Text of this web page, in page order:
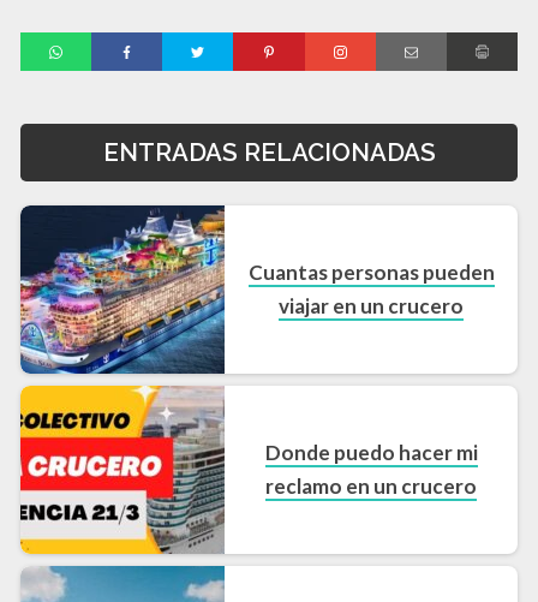
ENTRADAS RELACIONADAS
Cuantas personas pueden
viajar en un crucero
Donde puedo hacer mi
reclamo en un crucero